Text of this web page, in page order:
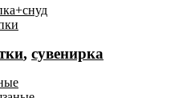
, сувенирка